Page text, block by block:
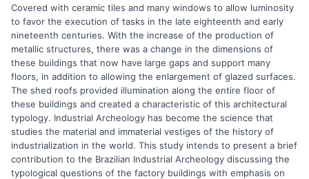
Covered with ceramic tiles and many windows to allow luminosity
to favor the execution of tasks in the late eighteenth and early
nineteenth centuries. With the increase of the production of
metallic structures, there was a change in the dimensions of
these buildings that now have large gaps and support many
floors, in addition to allowing the enlargement of glazed surfaces.
The shed roofs provided illumination along the entire floor of
these buildings and created a characteristic of this architectural
typology. Industrial Archeology has become the science that
studies the material and immaterial vestiges of the history of
industrialization in the world. This study intends to present a brief
contribution to the Brazilian Industrial Archeology discussing the
typological questions of the factory buildings with emphasis on